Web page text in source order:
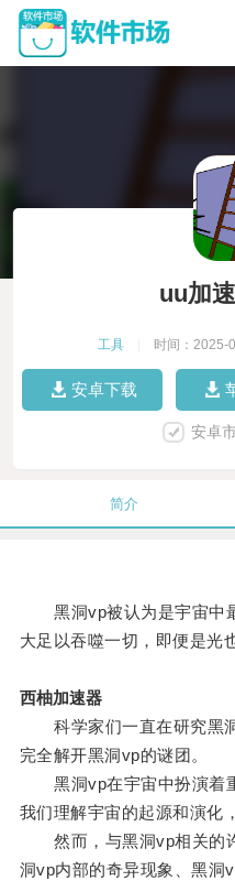
uu加
工具 时间：2025-
安卓下载
安卓
简介
黑洞vp被认为是宇宙中
大足以吞噬一切，即便是光
西柚加速器
科学家们一直在研究黑洞
完全解开黑洞vp的谜团。
黑洞vp在宇宙中扮演着
我们理解宇宙的起源和演化
然而，与黑洞vp相关的
洞vp内部的奇异现象、黑洞